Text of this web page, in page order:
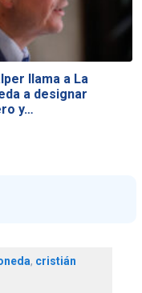
llama a La
a designar
y…
, cristián